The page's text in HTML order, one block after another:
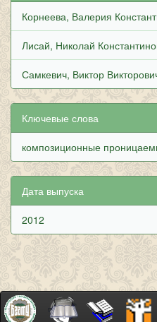
Корнеева, Валерия
Лисай, Николай
Самкевич, Виктор
Ключевые слова
композиционные
Дата выпуска
2012